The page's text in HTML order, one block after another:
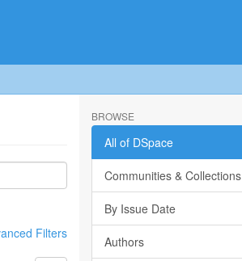
Filters
BROWSE
All of DSpace
Communities & Collections
By Issue Date
Authors